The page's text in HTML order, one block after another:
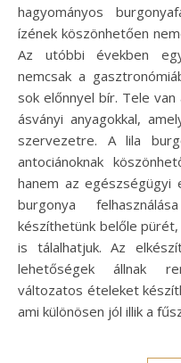
hagyományos
ízének köszönhetően
Az utóbbi években
nemcsak a
sok előnnyel bír. Tele van
ásványi anyagokkal,
szervezetre. A lila
antociánoknak
hanem az egészségügyi
burgonya
készíthetünk belőle
is tálalhatjuk. Az
lehetőségek állnak
változatos ételeket
ami különösen jól illik a